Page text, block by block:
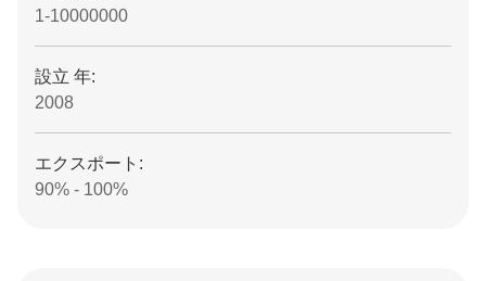
1-10000000
設立 年:
2008
エクスポート:
90% - 100%